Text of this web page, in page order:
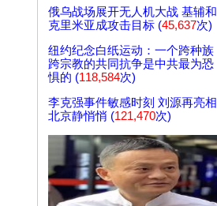
俄乌战场展开无人机大战 基辅和
克里米亚成攻击目标 (45,637次)
纽约纪念白纸运动：一个跨种族
跨宗教的共同抗争是中共最为恐
惧的 (118,584次)
李克强事件敏感时刻 刘源再亮相
北京静悄悄 (121,470次)